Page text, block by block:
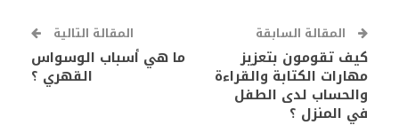
المقالة السابقة
كيف تقومون بتعزيز
مهارات الكتابة والقراءة
والحساب لدى الطفل
في المنزل ؟
المقالة التالية
ما هي أسباب الوسواس
القهري ؟